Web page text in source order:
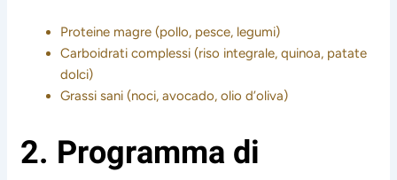
Proteine magre (pollo, pesce, legumi)
Carboidrati complessi (riso integrale, quinoa, patate
dolci)
Grassi sani (noci, avocado, olio d’oliva)
2. Programma di